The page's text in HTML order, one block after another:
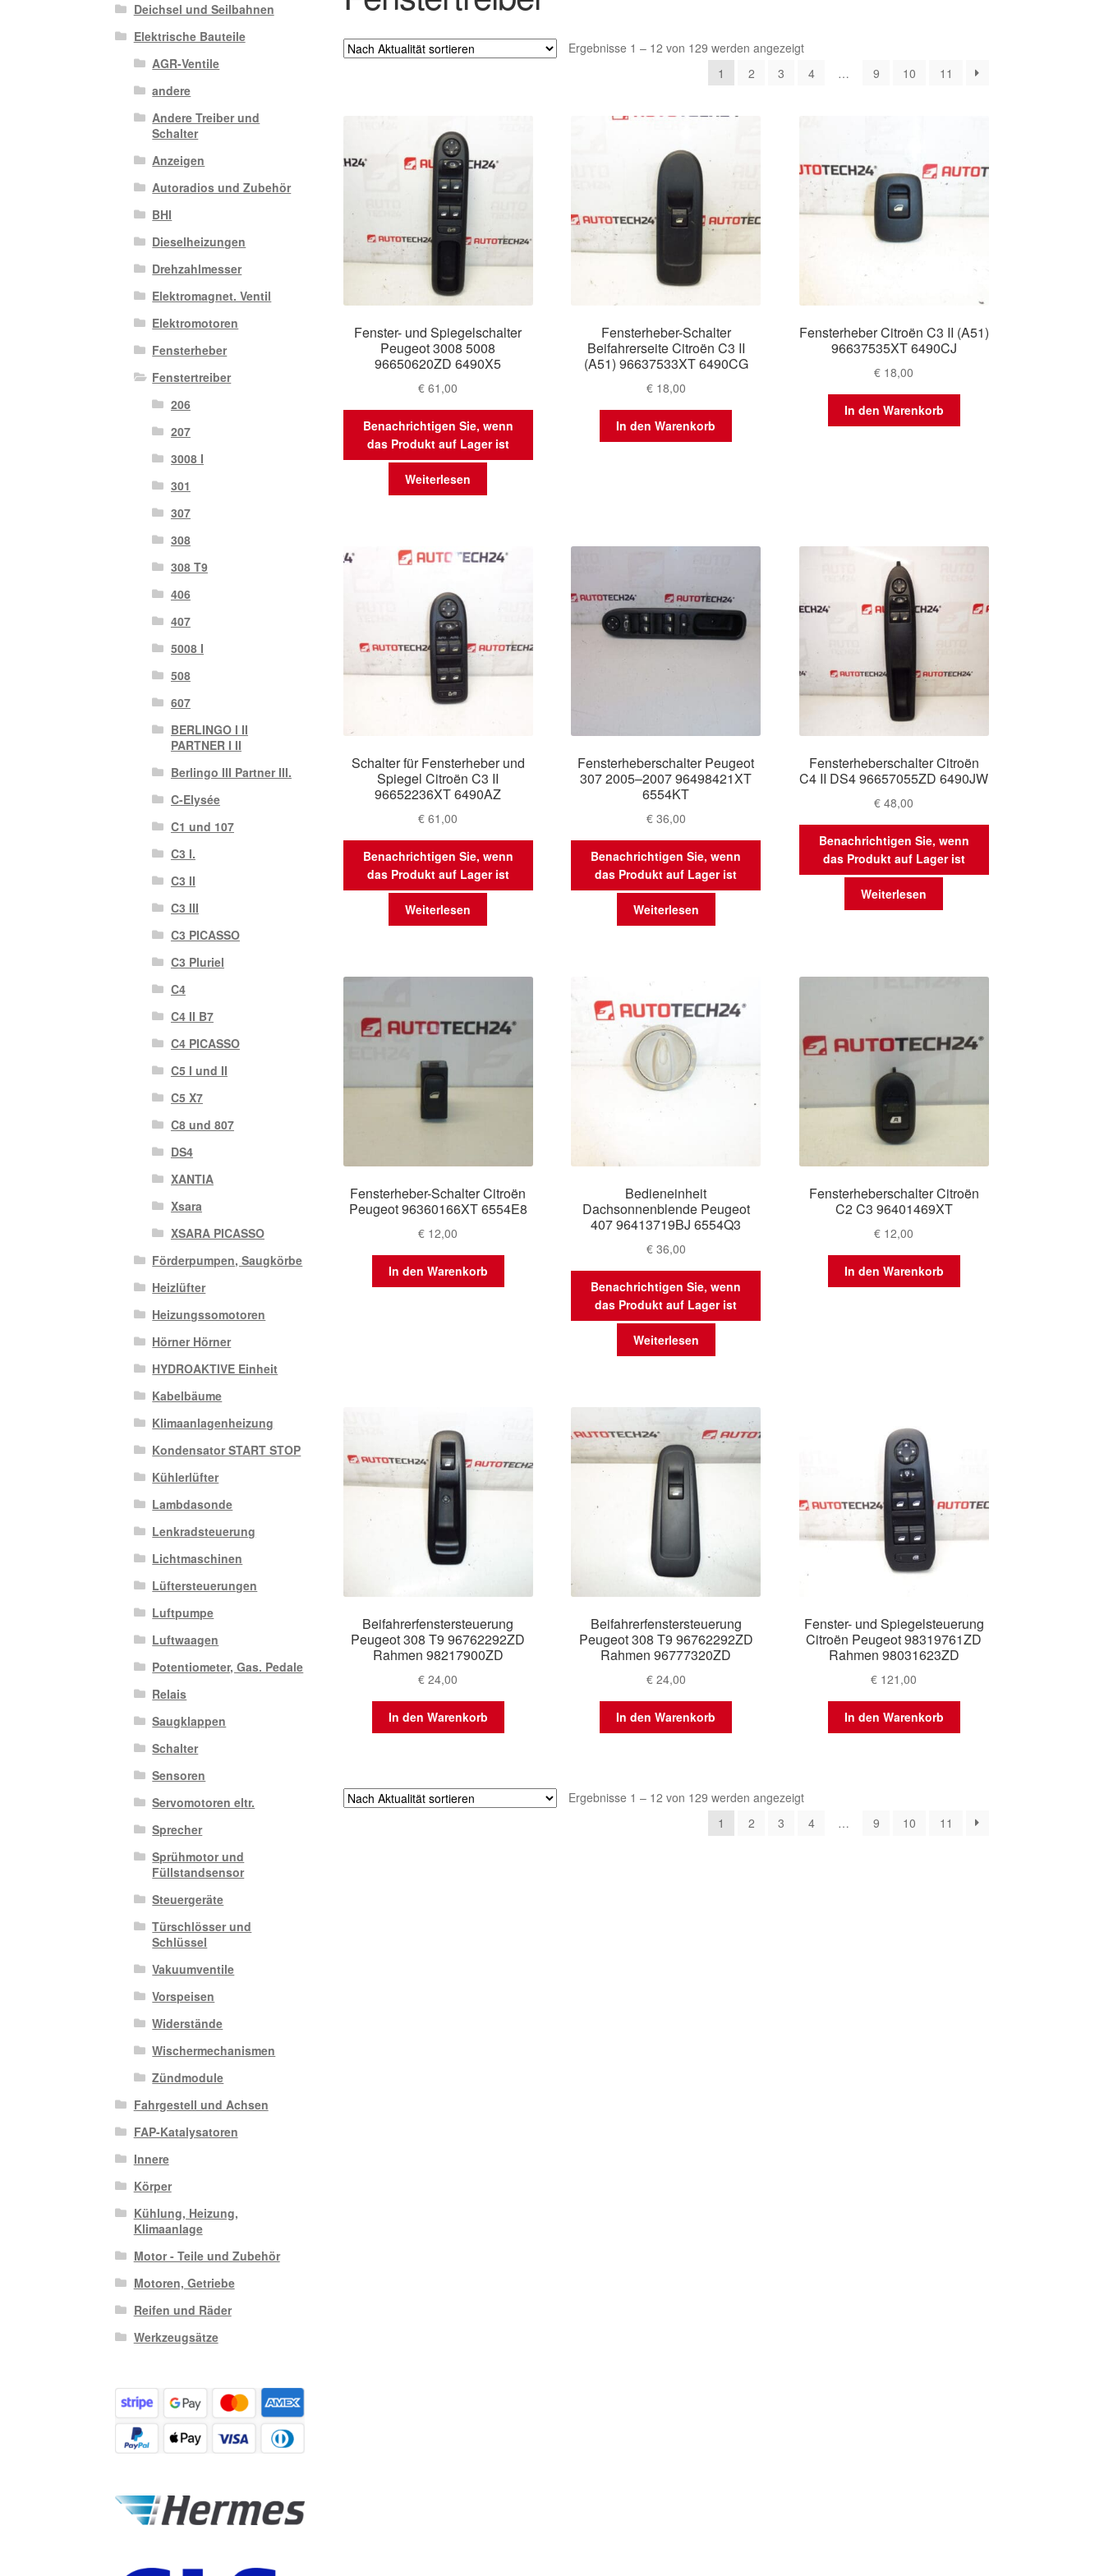
Ergebnisse 1 – 12 von 129 werden angezeigtNach
sortiert
1 2 3 4 … 9 10 11
Fenster- und Spiegelschalter
Peugeot 3008 5008
96650620ZD 6490X5
€ 61,00
Benachrichtigen Sie, wenn
das Produkt auf Lager ist
Weiterlesen
Fensterheber-Schalter
Beifahrerseite Citroën C3 II
(A51) 96637533XT 6490CG
€18,00
In den Warenkorb
Fensterheber Citroën C3 II (A51)
96637535XT 6490CJ
€ 18,00
In den Warenkorb
Schalter für Fensterheber und
Spiegel Citroën C3 II
96652236XT 6490AZ
€ 61,00
Benachrichtigen Sie, wenn
das Produkt auf Lager ist
Weiterlesen
Fensterheberschalter Peugeot
307 2005–2007 96498421XT
6554KT
€36,00
Benachrichtigen Sie, wenn
das Produkt auf Lager ist
Weiterlesen
Fensterheberschalter Citroën
C4 II DS4 96657055ZD 6490JW
€ 48,00
Benachrichtigen Sie, wenn
das Produkt auf Lager ist
Weiterlesen
Fensterheber-Schalter Citroën
Peugeot 96360166XT 6554E8
€ 12,00
In den Warenkorb
Bedieneinheit
Dachsonnenblende Peugeot
407 96413719BJ 6554Q3
€36,00
Benachrichtigen Sie, wenn
das Produkt auf Lager ist
Weiterlesen
Fensterheberschalter Citroën
C2 C3 96401469XT
€ 12,00
In den Warenkorb
Beifahrerfenstersteuerung
Peugeot 308 T9 96762292ZD
Rahmen 98217900ZD
€ 24,00
In den Warenkorb
Beifahrerfenstersteuerung
Peugeot 308 T9 96762292ZD
Rahmen 96777320ZD
€24,00
In den Warenkorb
Fenster- und Spiegelsteuerung
Citroën Peugeot 98319761ZD
Rahmen 98031623ZD
€ 121,00
In den Warenkorb
Ergebnisse 1 – 12 von 129 werden angezeigtNach
sortiert
1 2 3 4 … 9 10 11
Deichsel und Seilbahnen
Elektrische Bauteile
AGR-Ventile
andere
Andere Treiber und
Schalter
Anzeigen
Autoradios und Zubehör
BHI
Dieselheizungen
Drehzahlmesser
Elektromagnet. Ventil
Elektromotoren
Fensterheber
Fenstertreiber
206
207
3008 I
301
307
308
308 T9
406
407
5008 I
508
607
BERLINGO I II
PARTNER I II
Berlingo III Partner III.
C-Elysée
C1 und 107
C3 I.
C3 II
C3 III
C3 PICASSO
C3 Pluriel
C4
C4 II B7
C4 PICASSO
C5 I und II
C5 X7
C8 und 807
DS4
XANTIA
Xsara
XSARA PICASSO
Förderpumpen, Saugkörbe
Heizlüfter
Heizungssomotoren
Hörner Hörner
HYDROAKTIVE Einheit
Kabelbäume
Klimaanlagenheizung
Kondensator START STOP
Kühlerlüfter
Lambdasonde
Lenkradsteuerung
Lichtmaschinen
Lüftersteuerungen
Luftpumpe
Luftwaagen
Potentiometer, Gas. Pedale
Relais
Saugklappen
Schalter
Sensoren
Servomotoren eltr.
Sprecher
Sprühmotor und
Füllstandsensor
Steuergeräte
Türschlösser und
Schlüssel
Vakuumventile
Vorspeisen
Widerstände
Wischermechanismen
Zündmodule
Fahrgestell und Achsen
FAP-Katalysatoren
Innere
Körper
Kühlung, Heizung,
Klimaanlage
Motor - Teile und Zubehör
Motoren, Getriebe
Reifen und Räder
Werkzeugsätze